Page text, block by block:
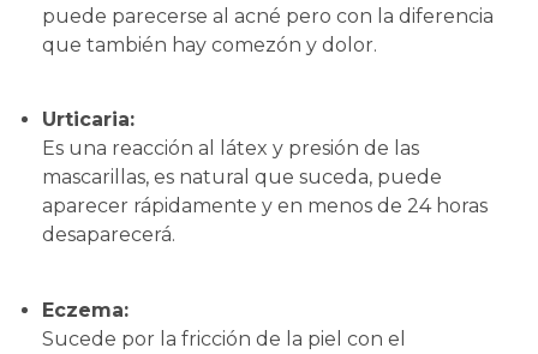
puede parecerse al acné pero con la diferencia
que también hay comezón y dolor.
Urticaria:
Es una reacción al látex y presión de las
mascarillas, es natural que suceda, puede
aparecer rápidamente y en menos de 24 horas
desaparecerá.
Eczema:
Sucede por la fricción de la piel con el